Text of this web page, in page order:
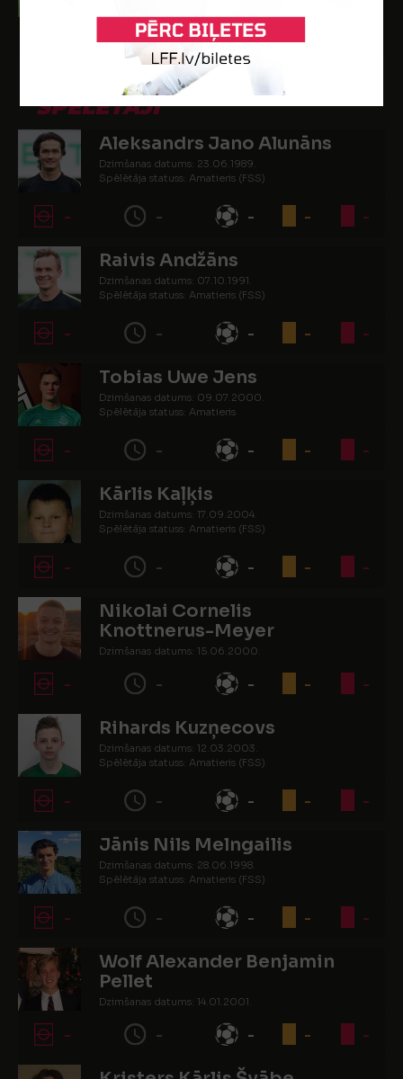
- - -
SPĒLĒTĀJI
Aleksandrs Jano Alunāns
Dzimšanas datums: 23.06.1989.
Spēlētāja statuss: Amatieris (FSS)
- - - - -
Raivis Andžāns
Dzimšanas datums: 07.10.1991.
Spēlētāja statuss: Amatieris (FSS)
- - - - -
Tobias Uwe Jens
Dzimšanas datums: 09.07.2000.
Spēlētāja statuss: Amatieris
- - - - -
Kārlis Kaļķis
Dzimšanas datums: 17.09.2004.
Spēlētāja statuss: Amatieris (FSS)
- - - - -
Nikolai Cornelis
Knottnerus-Meyer
Dzimšanas datums: 15.06.2000.
- - - - -
Rihards Kuzņecovs
Dzimšanas datums: 12.03.2003.
Spēlētāja statuss: Amatieris (FSS)
- - - - -
Jānis Nils Melngailis
Dzimšanas datums: 28.06.1998.
Spēlētāja statuss: Amatieris (FSS)
- - - - -
Wolf Alexander Benjamin
Pellet
Dzimšanas datums: 14.01.2001.
- - - - -